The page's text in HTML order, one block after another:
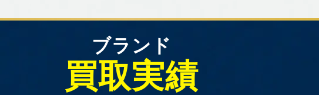
ブランド
買取実績